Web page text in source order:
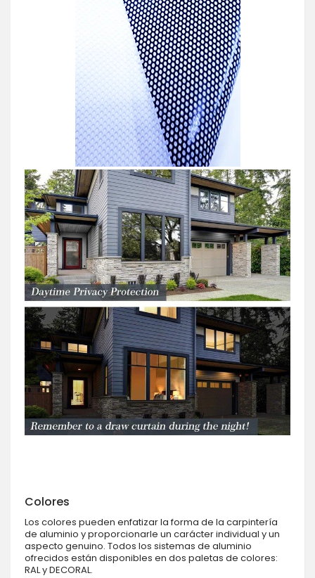
Colores
Los colores pueden enfatizar la forma de la carpintería
de aluminio y proporcionarle un carácter individual y un
aspecto genuino. Todos los sistemas de aluminio
ofrecidos están disponibles en dos paletas de colores:
RAL y DECORAL.